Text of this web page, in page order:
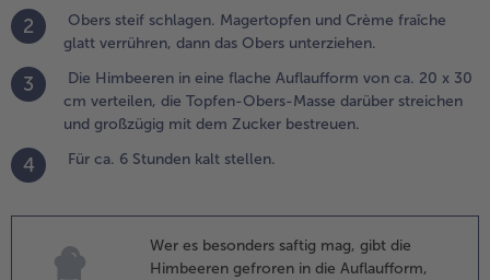
Topfen-
2
Obers steif schlagen. Magertopfen und Crème fraîche
glatt verrühren, dann das Obers unterziehen.
3
Die Himbeeren in eine flache Auflaufform von ca. 20 x 30
cm verteilen, die Topfen-Obers-Masse darüber streichen
und großzügig mit dem Zucker bestreuen.
4 Für ca. 6 Stunden kalt stellen.
Wer es besonders saftig mag, gibt die
Himbeeren gefroren in die Auflaufform,